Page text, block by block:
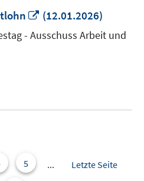
In
neuem
Fenster
(12.01.2026)
- Ausschuss Arbeit und
5 ...
Letzte Seite